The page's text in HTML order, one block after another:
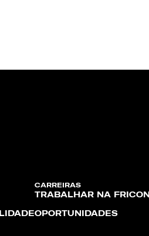
CARREIRAS
TRABALHAR NA FRICON
OPORTUNIDADES